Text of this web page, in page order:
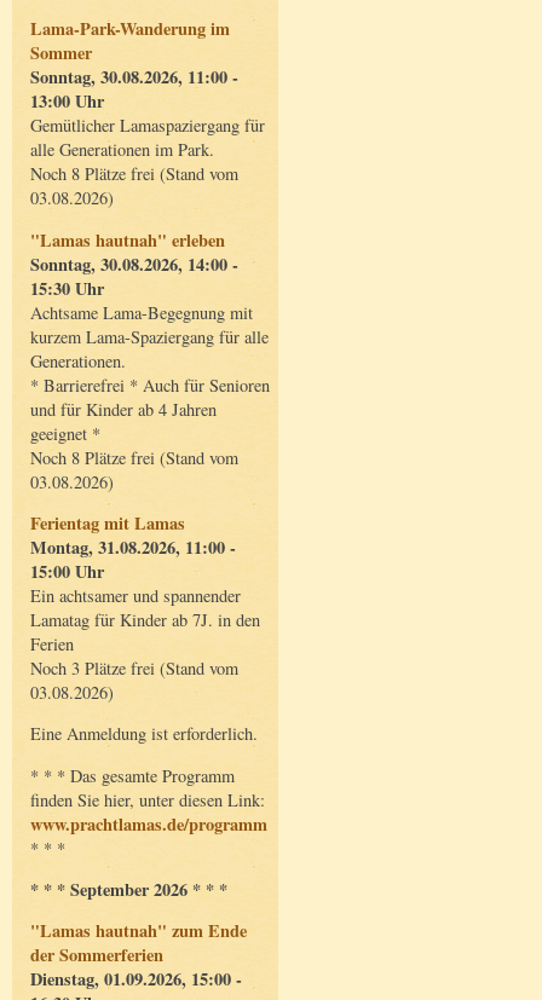
Lama-Park-Wanderung im
Sommer
Sonntag, 30.08.2026, 11:00 -
13:00 Uhr
Gemütlicher Lamaspaziergang für
alle Generationen im Park.
Noch 8 Plätze frei (Stand vom
03.08.2026)
"Lamas hautnah" erleben
Sonntag, 30.08.2026, 14:00 -
15:30 Uhr
Achtsame Lama-Begegnung mit
kurzem Lama-Spaziergang für alle
Generationen.
* Barrierefrei * Auch für Senioren
und für Kinder ab 4 Jahren
geeignet *
Noch 8 Plätze frei (Stand vom
03.08.2026)
Ferientag mit Lamas
Montag, 31.08.2026, 11:00 -
15:00 Uhr
Ein achtsamer und spannender
Lamatag für Kinder ab 7J. in den
Ferien
Noch 3 Plätze frei (Stand vom
03.08.2026)
Eine Anmeldung ist erforderlich.
* * * Das gesamte Programm
finden Sie hier, unter diesen Link:
www.prachtlamas.de/programm
* * *
* * * September 2026 * * *
"Lamas hautnah" zum Ende
der Sommerferien
Dienstag, 01.09.2026, 15:00 -